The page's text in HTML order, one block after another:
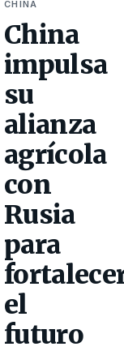
CHINA
China
impulsa
su
alianza
agrícola
con
Rusia
para
el
futuro